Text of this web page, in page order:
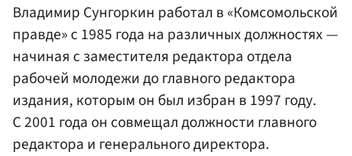
Владимир Сунгоркин работал в «Комсомольской
правде» с 1985 года на различных должностях —
начиная с заместителя редактора отдела
рабочей молодежи до главного редактора
издания, которым он был избран в 1997 году.
С 2001 года он совмещал должности главного
редактора и генерального директора.